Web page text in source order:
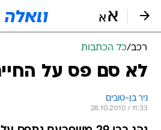
רכב/כל הכתבות
לא סם פס על
ניר בן-טובים
28.10.2010 / 11:33